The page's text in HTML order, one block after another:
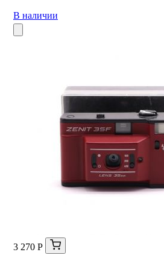
В наличии
3 270 Р